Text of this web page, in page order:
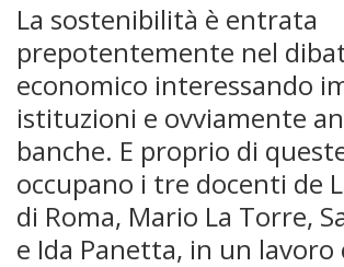
La sostenibilità è entrata
prepotentemente nel
economico interessando
istituzioni e ovviamente
banche. E proprio di
occupano i tre docenti de
di Roma, Mario La Torre,
e Ida Panetta, in un lavoro